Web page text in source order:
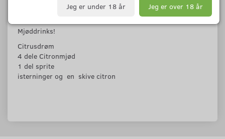
Mjøddrinks!
Citrusdrøm
4 dele Citronmjød
1 del sprite
isterninger og en skive citron
Jeg er under 18 år Jeg er over 18 år